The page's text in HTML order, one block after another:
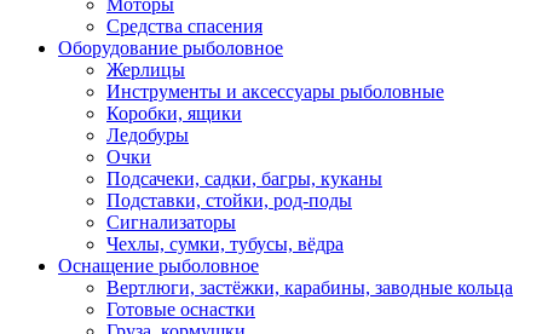
Моторы
Средства спасения
Оборудование рыболовное
Жерлицы
Инструменты и аксессуары рыболовные
Коробки, ящики
Ледобуры
Очки
Подсачеки, садки, багры, куканы
Подставки, стойки, род-поды
Сигнализаторы
Чехлы, сумки, тубусы, вёдра
Оснащение рыболовное
Вертлюги, застёжки, карабины, заводные кольца
Готовые оснастки